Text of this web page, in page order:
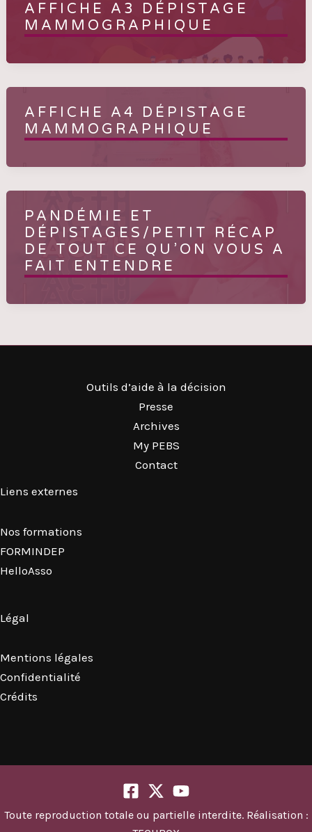
AFFICHE A3 DÉPISTAGE
MAMMOGRAPHIQUE
AFFICHE A4 DÉPISTAGE
MAMMOGRAPHIQUE
PANDÉMIE ET
DÉPISTAGES/PETIT RÉCAP
DE TOUT CE QU’ON VOUS A
FAIT ENTENDRE
Outils d’aide à la décision
Presse
Archives
My PEBS
Contact
Liens externes
Nos formations
FORMINDEP
HelloAsso
Légal
Mentions légales
Confidentialité
Crédits
Toute reproduction totale ou partielle interdite. Réalisation :